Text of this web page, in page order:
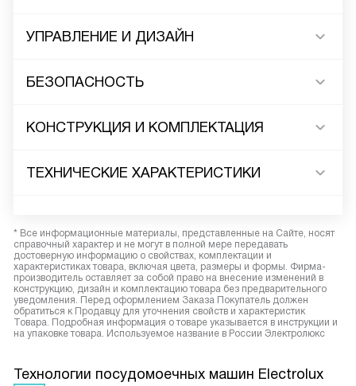
УПРАВЛЕНИЕ И ДИЗАЙН
БЕЗОПАСНОСТЬ
КОНСТРУКЦИЯ И КОМПЛЕКТАЦИЯ
ТЕХНИЧЕСКИЕ ХАРАКТЕРИСТИКИ
* Все информационные материалы, представленные на Сайте, носят
справочный характер и не могут в полной мере передавать
достоверную информацию о свойствах, комплектации и
характеристиках товара, включая цвета, размеры и формы. Фирма-
производитель оставляет за собой право на внесение изменений в
конструкцию, дизайн и комплектацию товара без предварительного
уведомления. Перед оформлением Заказа Покупатель должен
обратиться к Продавцу для уточнения свойств и характеристик
Товара. Подробная информация о товаре указывается в инструкции и
на упаковке товара. Используемое название в России Электролюкс
Технологии посудомоечных машин Electrolux